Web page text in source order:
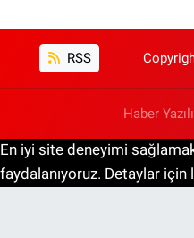
RSS
Haber
En iyi site deneyimi
faydalanıyoruz. Detaylar için